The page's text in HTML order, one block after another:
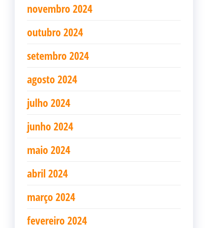
novembro 2024
outubro 2024
setembro 2024
agosto 2024
julho 2024
junho 2024
maio 2024
abril 2024
março 2024
fevereiro 2024